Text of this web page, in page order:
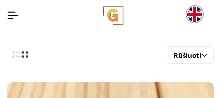
Rūšiuoti